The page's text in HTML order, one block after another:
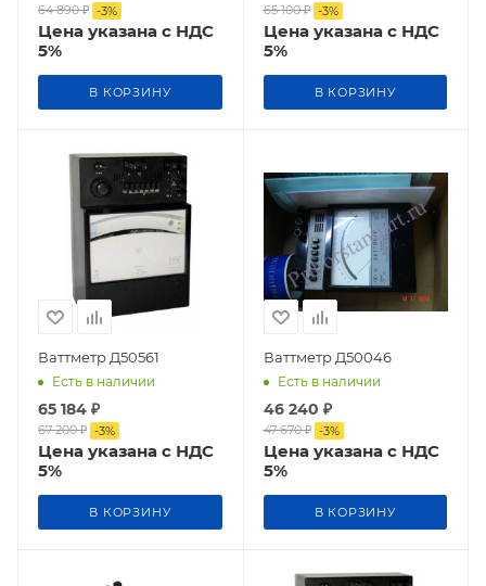
64 890₽ -3%
Цена указана с НДС
5%
В КОРЗИНУ
65 100₽ -3%
Цена указана с НДС
5%
В КОРЗИНУ
Ваттметр Д50561
Есть в наличии
65 184 ₽
67 200₽ -3%
Цена указана с НДС
5%
В КОРЗИНУ
Ваттметр Д50046
Есть в наличии
46 240 ₽
47 670₽ -3%
Цена указана с НДС
5%
В КОРЗИНУ